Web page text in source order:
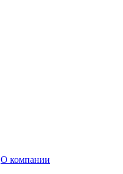
О компании